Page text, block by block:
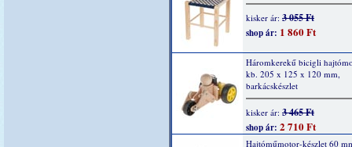
kisker ár: 3 055 Ft
shop ár: 1 860 Ft
Háromkerekű bicigli
kb. 205 x 125 x 120 mm,
barkácskészlet
kisker ár: 3 465 Ft
shop ár: 2 710 Ft
Hajtóműmotor-készlet 60